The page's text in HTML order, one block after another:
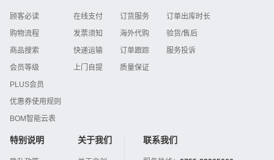
顾客必读
购物流程
商品搜索
会员等级
PLUS会员
优惠券使用规则
BOM智能云表
在线支付
发票须知
快递运输
上门自提
订货服务
海外代购
订单跟踪
质量保证
订单出库时长
验货/售后
服务投诉
特别说明 关于我们 联系我们